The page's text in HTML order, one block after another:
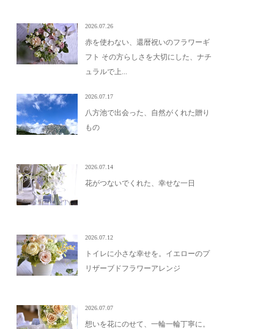
2026.07.26
赤を使わない、還暦祝いのフラワーギ
フト その方らしさを大切にした、ナチ
ュラルで上...
2026.07.17
八方池で出会った、自然がくれた贈り
もの
2026.07.14
花がつないでくれた、幸せな一日
2026.07.12
トイレに小さな幸せを。イエローのプ
リザーブドフラワーアレンジ
2026.07.07
想いを花にのせて、一輪一輪丁寧に。